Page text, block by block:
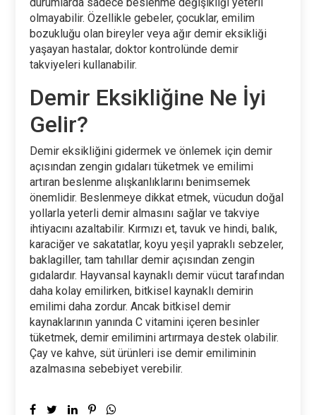
olmayabilir. Özellikle gebeler, çocuklar, emilim
bozukluğu olan bireyler veya ağır demir eksikliği
yaşayan hastalar, doktor kontrolünde demir
takviyeleri kullanabilir.
Demir Eksikliğine Ne İyi
Gelir?
Demir eksikliğini gidermek ve önlemek için demir
açısından zengin gıdaları tüketmek ve emilimi
artıran beslenme alışkanlıklarını benimsemek
önemlidir. Beslenmeye dikkat etmek, vücudun doğal
yollarla yeterli demir almasını sağlar ve takviye
ihtiyacını azaltabilir. Kırmızı et, tavuk ve hindi, balık,
karaciğer ve sakatatlar, koyu yeşil yapraklı sebzeler,
baklagiller, tam tahıllar demir açısından zengin
gıdalardır. Hayvansal kaynaklı demir vücut tarafından
daha kolay emilirken, bitkisel kaynaklı demirin
emilimi daha zordur. Ancak bitkisel demir
kaynaklarının yanında C vitamini içeren besinler
tüketmek, demir emilimini artırmaya destek olabilir.
Çay ve kahve, süt ürünleri ise demir emiliminin
azalmasına sebebiyet verebilir.